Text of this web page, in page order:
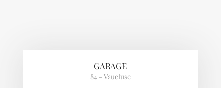
GARAGE
84 - Vaucluse